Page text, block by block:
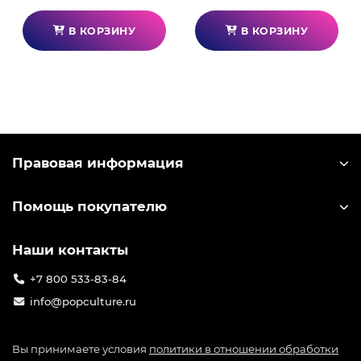
В КОРЗИНУ В КОРЗИНУ
Правовая информация
Помощь покупателю
Наши контакты
+7 800 533-83-84
info@popculture.ru
Вы принимаете условия политики в отношении обработки